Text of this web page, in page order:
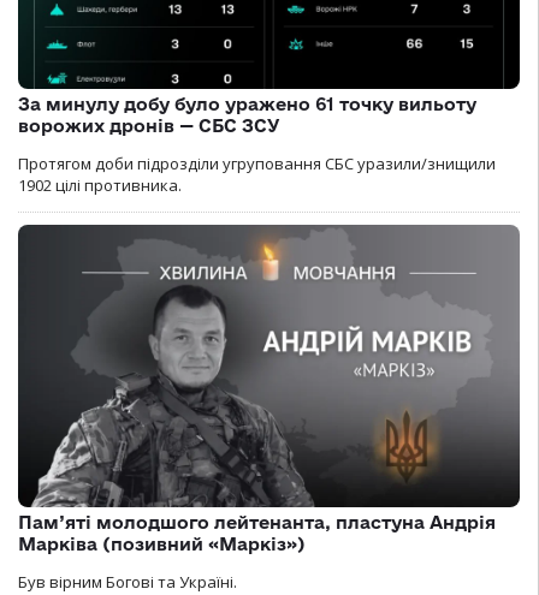
За минулу добу було уражено 61 точку вильоту
ворожих дронів — СБС ЗСУ
Протягом доби підрозділи угруповання СБС уразили/знищили
1902 цілі противника.
Пам’яті молодшого лейтенанта, пластуна Андрія
Марківа (позивний «Маркіз»)
Був вірним Богові та Україні.